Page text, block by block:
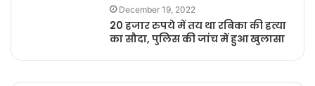
December 19, 2022
20 हजार रुपये में तय था रबिका की हत्या
का सौदा, पुलिस की जांच में हुआ खुलासा